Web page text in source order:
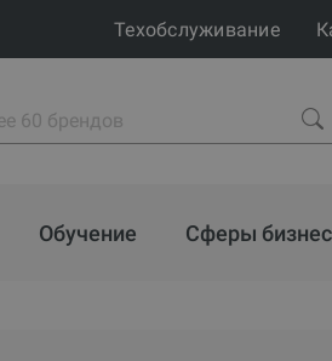
Техобслуживание
Обучение Сферы